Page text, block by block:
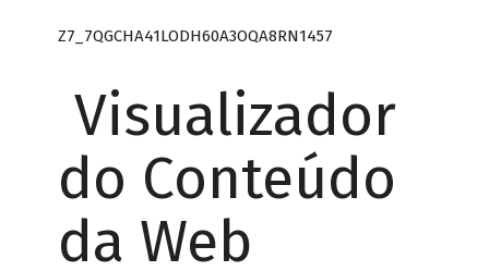
Z7_7QGCHA41LODH60A3OQA8RN1457
Visualizador
do Conteúdo
da Web